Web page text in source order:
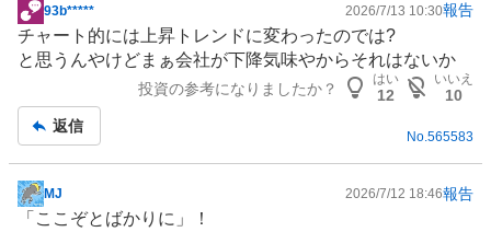
掲
示
板
93b***** 2026/7/13 10:30報告
チャート的には上昇トレンドに変わったのでは?
と思うんやけどまぁ会社が下降気味やからそれはないか
投資の参考になりましたか？
はい
12
いいえ
10
返信
No.565583
掲
MJ 2026/7/12 18:46報告
「ここぞとばかりに」！